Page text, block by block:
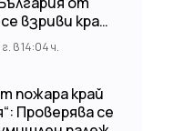
взриви край
обект
в 14:04 ч.
пожара край
Проверява се